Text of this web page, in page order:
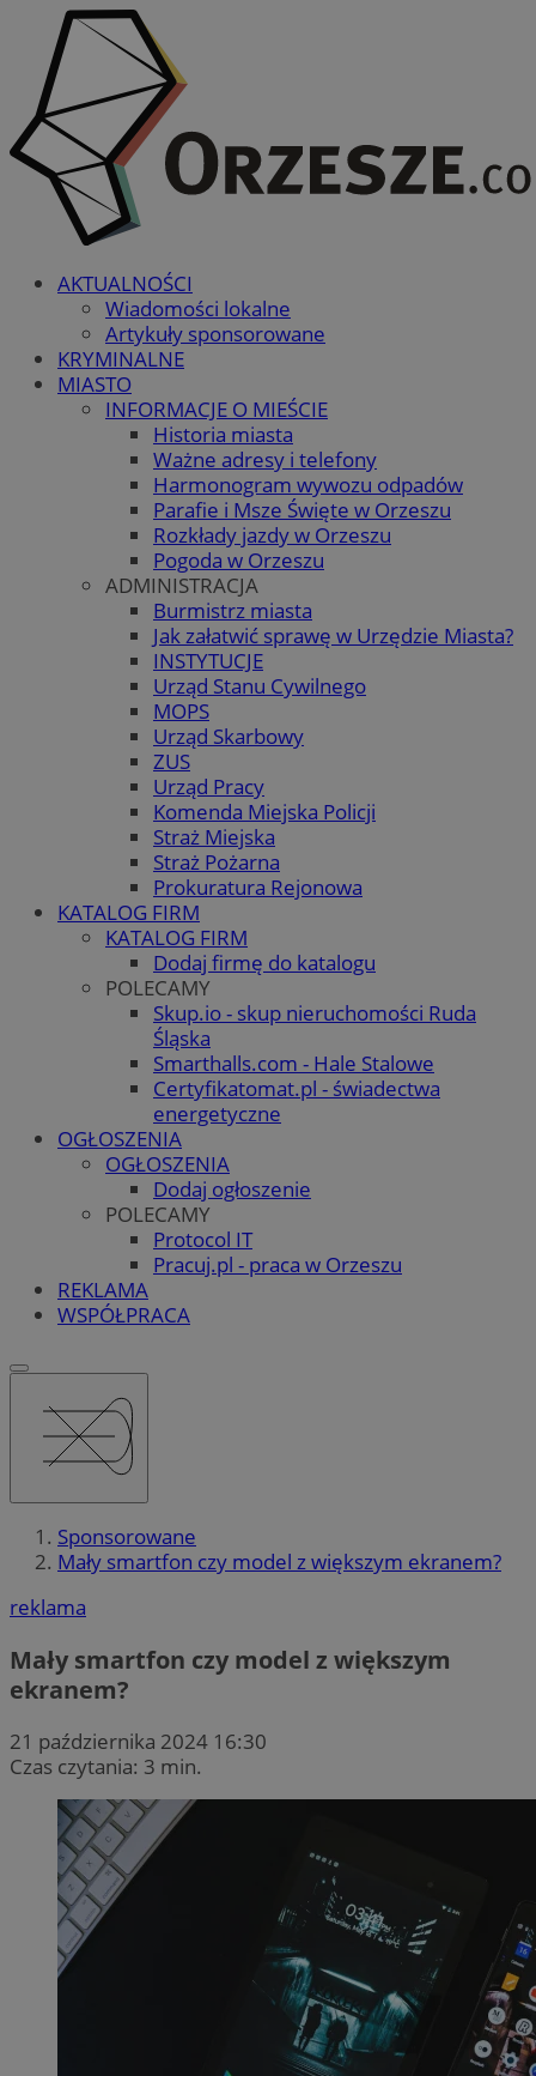
AKTUALNOŚCI
Wiadomości lokalne
Artykuły sponsorowane
KRYMINALNE
MIASTO
INFORMACJE O MIEŚCIE
Historia miasta
Ważne adresy i telefony
Harmonogram wywozu odpadów
Parafie i Msze Święte w Orzeszu
Rozkłady jazdy w Orzeszu
Pogoda w Orzeszu
ADMINISTRACJA
Burmistrz miasta
Jak załatwić sprawę w Urzędzie Miasta?
INSTYTUCJE
Urząd Stanu Cywilnego
MOPS
Urząd Skarbowy
ZUS
Urząd Pracy
Komenda Miejska Policji
Straż Miejska
Straż Pożarna
Prokuratura Rejonowa
KATALOG FIRM
KATALOG FIRM
Dodaj firmę do katalogu
POLECAMY
Skup.io - skup nieruchomości Ruda
Śląska
Smarthalls.com - Hale Stalowe
Certyfikatomat.pl - świadectwa
energetyczne
OGŁOSZENIA
OGŁOSZENIA
Dodaj ogłoszenie
POLECAMY
Protocol IT
Pracuj.pl - praca w Orzeszu
REKLAMA
WSPÓŁPRACA
Sponsorowane
Mały smartfon czy model z większym ekranem?
reklama
Mały smartfon czy model z większym
ekranem?
21 października 2024 16:30
Czas czytania: 3 min.